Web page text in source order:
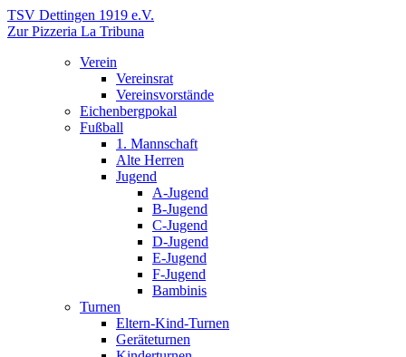
TSV Dettingen 1919 e.V.
Zur Pizzeria La Tribuna
Verein
Vereinsrat
Vereinsvorstände
Eichenbergpokal
Fußball
1. Mannschaft
Alte Herren
Jugend
A-Jugend
B-Jugend
C-Jugend
D-Jugend
E-Jugend
F-Jugend
Bambinis
Turnen
Eltern-Kind-Turnen
Geräteturnen